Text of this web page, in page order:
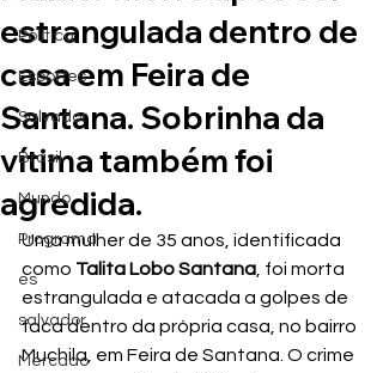
Política
Esportes
Salvador
Brasil
Mundo
Programa
es
salvador
Mercado
estrangulada dentro de
casa em Feira de
Santana. Sobrinha da
vítima também foi
agredida.
Uma mulher de 35 anos, identificada
como Talita Lobo Santana , foi morta
estrangulada e atacada a golpes de
faca dentro da própria casa, no bairro
Muchila, em Feira de Santana. O crime